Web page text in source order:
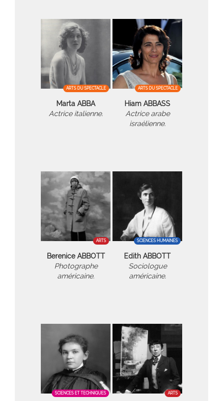
ARTS DU SPECTACLE
Marta ABBA
Actrice italienne.
ARTS DU SPECTACLE
Hiam ABBASS
Actrice arabe
israélienne.
ARTS
Berenice ABBOTT
Photographe
américaine.
SCIENCES HUMAINES
Edith ABBOTT
Sociologue
américaine.
SCIENCES ET TECHNIQUES ARTS